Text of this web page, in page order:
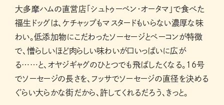
大多摩ハムの直営店「シュトゥーベン・オータマ」で食べた
福生ドッグは、ケチャップもマスタードもいらない濃厚な味
わい。低添加物にこだわったソーセージとベーコンが特徴
で、憎らしいほど肉らしい味わいが口いっぱいに広が
る……と、オヤジギャグのひとつでも飛ばしたくなる。16号
でソーセージの長さを、フッサでソーセージの直径を決める
ぐらい大らかな街だから、許してくれるだろう、きっと。